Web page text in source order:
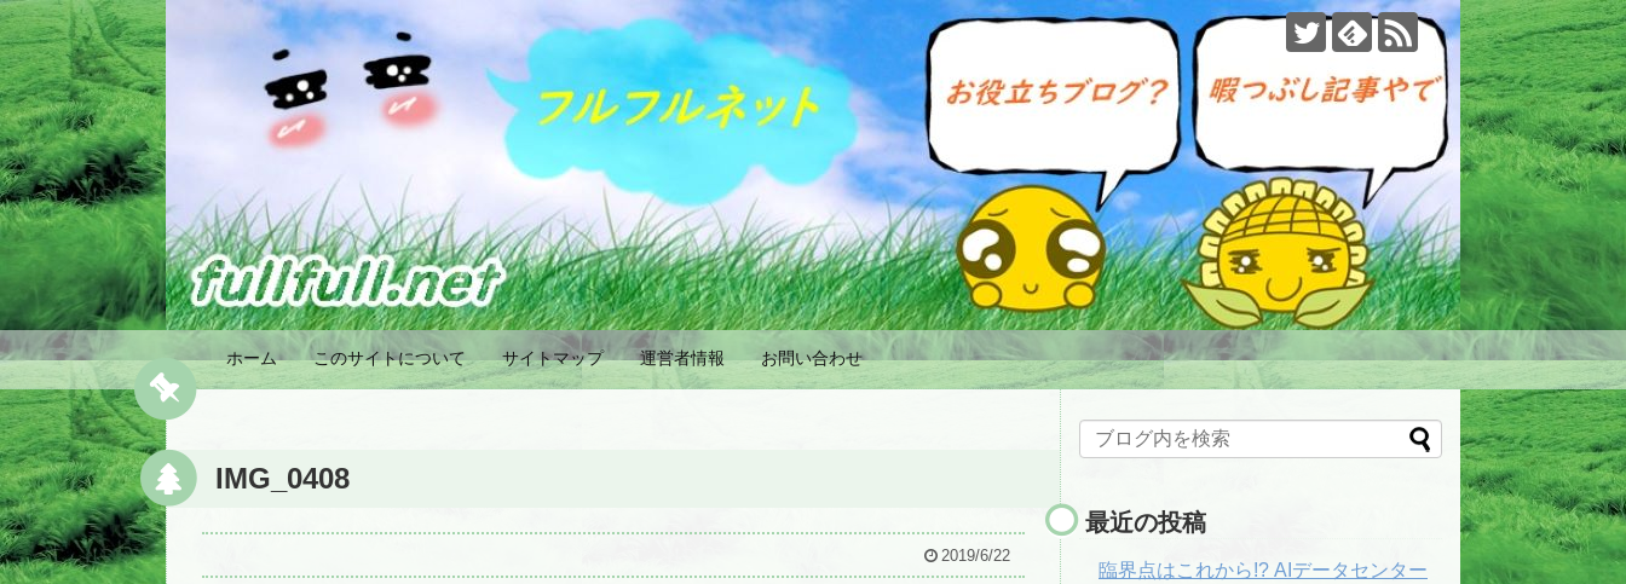
ホーム このサイトについて サイトマップ 運営者情報 お問い合わせ
IMG_0408
2019/6/22
最近の投稿
臨界点はこれから!? AIデータセンター